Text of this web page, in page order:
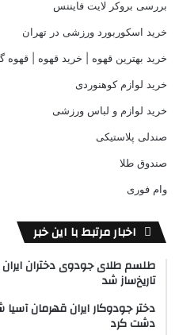
بررسی بروکر لایت فایننس
خرید اسکوربورد ورزشی در تهران
خرید بهترین قهوه | خرید قهوه | قهوه
خرید لوازم کوهنوردی
خرید لوازم و لباس ورزشی
صندلی پلاستیکی
صندوق طلا
وام فوری
اخبار مرتبط با این خبر
طلسم طلای جودوی دختران
تاریخ‌ساز شد
دختر جودوکار ایران قهرمان
دشت کرد